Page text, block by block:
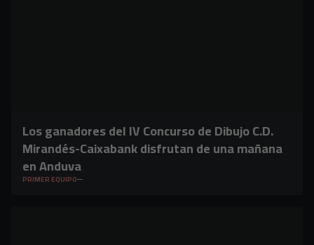
Los ganadores del IV Concurso de Dibujo C.D.
Mirandés-Caixabank disfrutan de una mañana
en Anduva
PRIMER EQUIPO